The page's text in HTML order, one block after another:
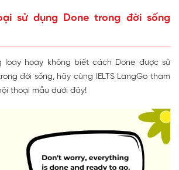
sử dụng Done trong đời sống
loay hoay không biết cách Done được sử
đời sống, hãy cùng IELTS LangGo tham
thoại mẫu dưới đây!